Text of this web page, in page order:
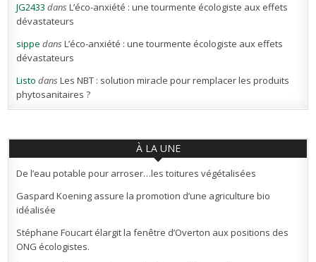
JG2433 dansL’éco-anxiété : une tourmente écologiste aux effets
dévastateurs
sippe dansL’éco-anxiété : une tourmente écologiste aux effets
dévastateurs
Listo dansLes NBT : solution miracle pour remplacer les produits
phytosanitaires ?
À LA UNE
De l’eau potable pour arroser…les toitures végétalisées
Gaspard Koening assure la promotion d’une agriculture bio
idéalisée
Stéphane Foucart élargit la fenêtre d’Overton aux positions des
ONG écologistes.